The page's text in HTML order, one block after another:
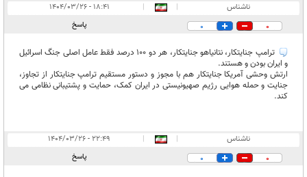
ناشناس |
|
۱۸:۴۱ - ۱۴۰۴/۰۳/۲۶
0
0 پاسخ
ترامپ جنایتکار، نتانیاهو جنایتکار، هر دو 100 درصد فقط عامل اصلی جنگ اسرائیل
و ایران بودن و هستند.
ارتش وحشی آمریکا جنایتکار هم با مجوز و دستور مستقیم ترامپ جنایتکار از تجاوز،
جنایت و حمله هوایی رژیم صهیونیستی در ایران کمک، حمایت و پشتیبانی نظامی می
کند.
ناشناس |
|
۲۲:۴۹ - ۱۴۰۴/۰۳/۲۶
0
0 پاسخ